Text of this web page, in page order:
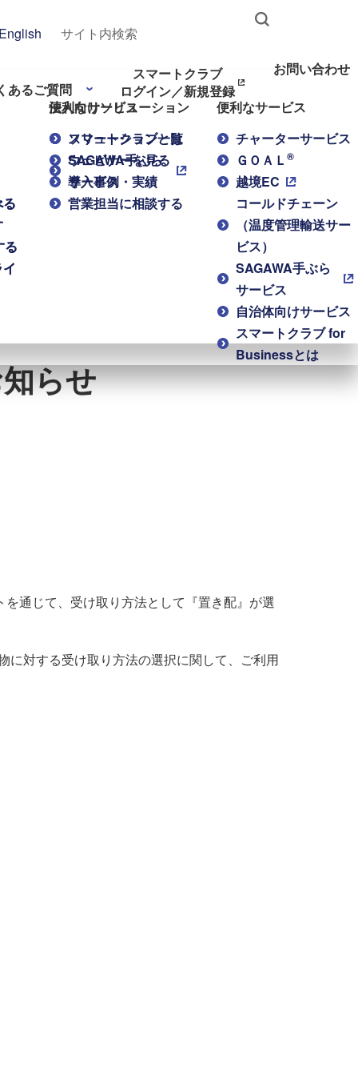
English
る
便利なサービス
スマートクラブとは
SAGAWA手ぶら
サービス
る
法人向けソリューション
ソリューション一覧
ウェビナーを見る
導入事例・実績
営業担当に相談する
便利なサービス
チャーターサービス
ＧＯＡＬ ®
越境EC
コールドチェーン
（温度管理輸送サー
ビス）
SAGAWA手ぶら
サービス
自治体向けサービス
スマートクラブ for
Businessとは
あるご質問
スマートクラブ
ログイン／新規登録
お問い合わせ
らせ
通じて、受け取り方法として『置き配』が選
に対する受け取り方法の選択に関して、ご利用